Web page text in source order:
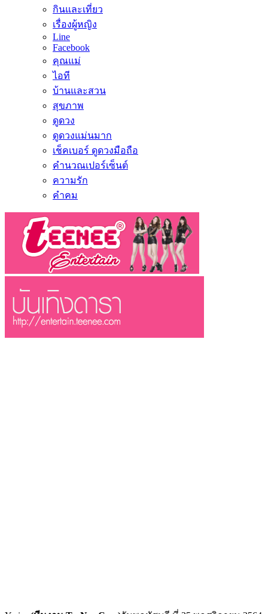
กินและเที่ยว
เรื่องผู้หญิง
Line
Facebook
คุณแม่
ไอที
บ้านและสวน
สุขภาพ
ดูดวง
ดูดวงแม่นมาก
เช็คเบอร์ ดูดวงมือถือ
คำนวณเปอร์เซ็นต์
ความรัก
คำคม